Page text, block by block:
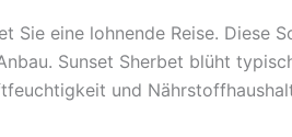
Sie eine lohnende Reise. Diese
Sunset Sherbet blüht
und